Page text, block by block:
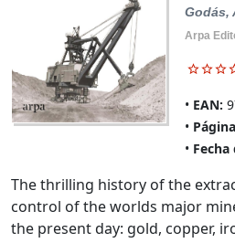
Godás,
Arpa
EAN:
The thrilling history of the
control of the worlds major
the present day: gold, copper,